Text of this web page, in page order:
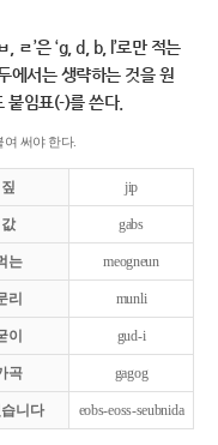
ㄹ’은 ‘g, d, b, l’로만 적는
에서는 생략하는 것을 원
붙임표(-)를 쓴다.
써야 한다.
짚 jip
값 gabs
는 meogneun
리 munli
이 gud-i
곡 gagog
니다 eobs-eoss-seubnida